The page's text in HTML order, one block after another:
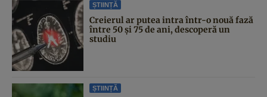
ȘTIINȚĂ
Creierul ar putea intra într-o nouă fază
între 50 și 75 de ani, descoperă un
studiu
ȘTIINȚĂ